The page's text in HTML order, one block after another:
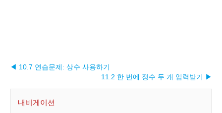
◀ 10.7 연습문제: 상수 사용하기
11.2 한 번에 정수 두 개 입력받기 ▶︎
내비게이션